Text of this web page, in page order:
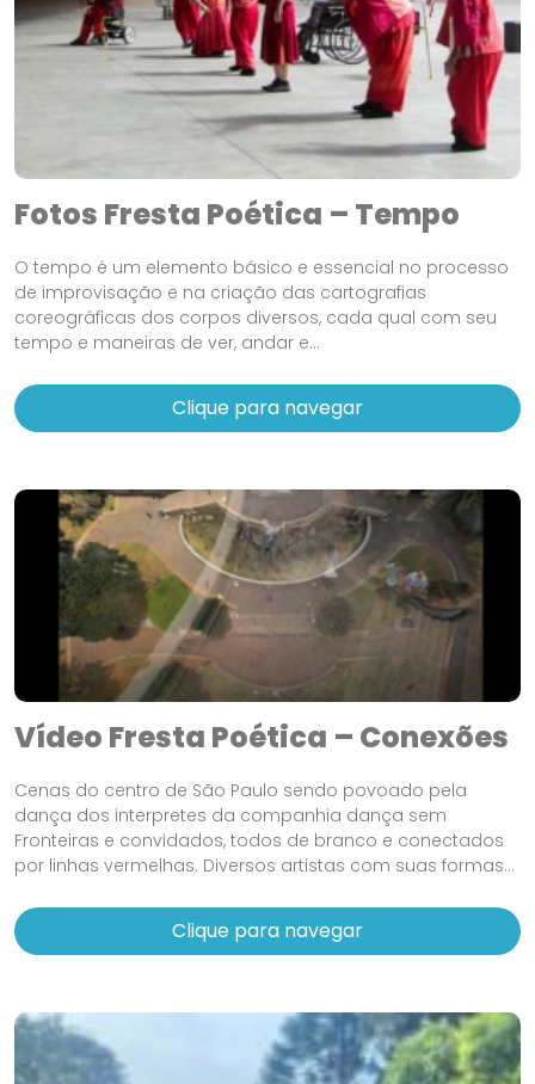
Fotos Fresta Poética – Tempo
O tempo é um elemento básico e essencial no processo
de improvisação e na criação das cartografias
coreográficas dos corpos diversos, cada qual com seu
tempo e maneiras de ver, andar e...
Clique para navegar
Vídeo Fresta Poética – Conexões
Cenas do centro de São Paulo sendo povoado pela
dança dos interpretes da companhia dança sem
Fronteiras e convidados, todos de branco e conectados
por linhas vermelhas. Diversos artistas com suas formas...
Clique para navegar